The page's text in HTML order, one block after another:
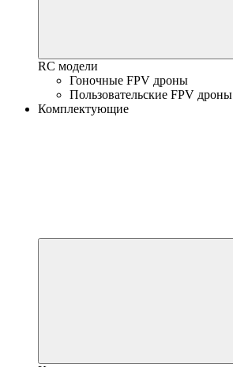
RC модели
Гоночные FPV дроны
Пользовательские FPV дроны
Комплектующие